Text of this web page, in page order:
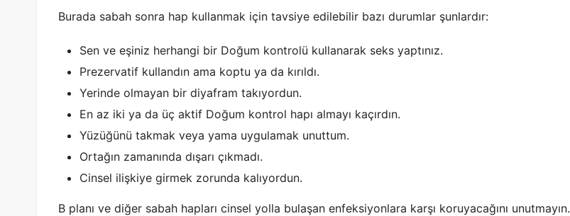
Burada sabah sonra hap kullanmak için tavsiye edilebilir bazı durumlar şunlardır:
Sen ve eşiniz herhangi bir Doğum kontrolü kullanarak seks yaptınız.
Prezervatif kullandın ama koptu ya da kırıldı.
Yerinde olmayan bir diyafram takıyordun.
En az iki ya da üç aktif Doğum kontrol hapı almayı kaçırdın.
Yüzüğünü takmak veya yama uygulamak unuttum.
Ortağın zamanında dışarı çıkmadı.
Cinsel ilişkiye girmek zorunda kalıyordun.
B planı ve diğer sabah hapları cinsel yolla bulaşan enfeksiyonlara karşı koruyacağını unutmayın.